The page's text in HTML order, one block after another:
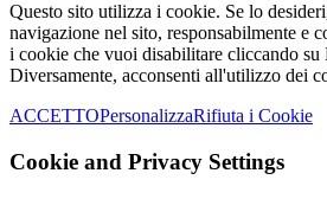
Questo sito utilizza i cookie. Se lo
navigazione nel sito, responsabilmente e
i cookie che vuoi disabilitare cliccando su
Diversamente, acconsenti all'utilizzo dei
ACCETTOPersonalizzaRifiuta i Cookie
Cookie and Privacy Settings